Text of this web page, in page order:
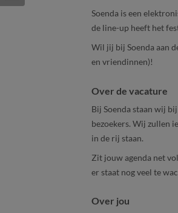
Soenda is een
de line-up heeft het
Wil jij bij Soenda aan
en vriendinnen)!
Over de vacature
Bij Soenda staan wij
bezoekers. Wij zullen
in de rij staan.
Zit jouw agenda net
er staat nog veel te
Over jou